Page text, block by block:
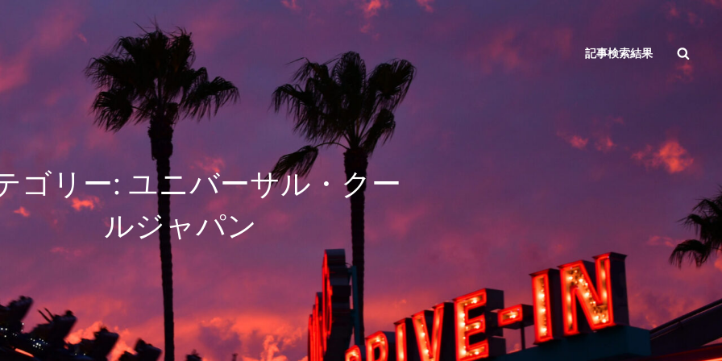
USJWALKERの隠れ家
Enjoy Universal Studios Japan 24th Anniversary !
記事検索結果
索
ゴリー: ユニバーサル・クー
ルジャパン